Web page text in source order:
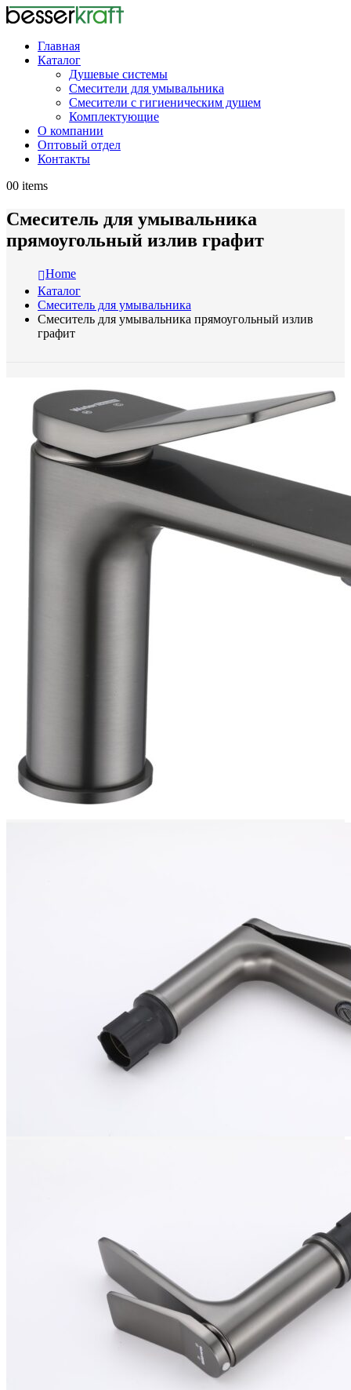
Главная
Каталог
Душевые системы
Смесители для умывальника
Смесители с гигиеническим душем
Комплектующие
О компании
Оптовый отдел
Контакты
00 items
Смеситель для умывальника
прямоугольный излив графит
Home
Каталог
Смеситель для умывальника
Смеситель для умывальника прямоугольный излив
графит